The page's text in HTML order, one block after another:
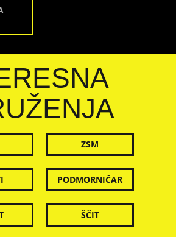
ZSM
PODMORNIČAR
ŠČIT